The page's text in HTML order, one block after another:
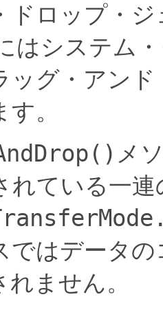
ドロップ・
はシステム
ッグ・アン
。
メ
れている一連
ではデータ
ません。